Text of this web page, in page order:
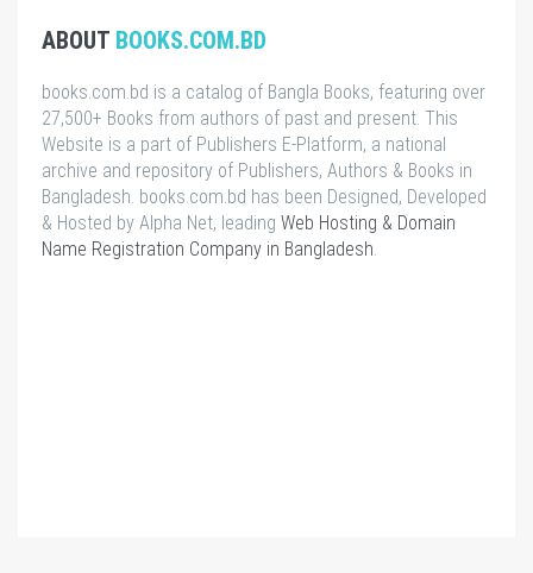
ABOUT BOOKS.COM.BD
books.com.bd is a catalog of Bangla Books, featuring over
27,500+ Books from authors of past and present. This
Website is a part of Publishers E-Platform, a national
archive and repository of Publishers, Authors & Books in
Bangladesh. books.com.bd has been Designed, Developed
& Hosted by Alpha Net, leading Web Hosting & Domain
Name Registration Company in Bangladesh